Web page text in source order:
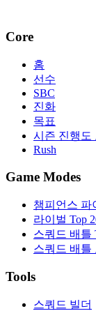
Core
홈
선수
SBC
진화
목표
시즌 진행도
Rush
Game Modes
챔피언스 파
라이벌 Top
스쿼드 배틀
스쿼드 배틀
Tools
스쿼드 빌더